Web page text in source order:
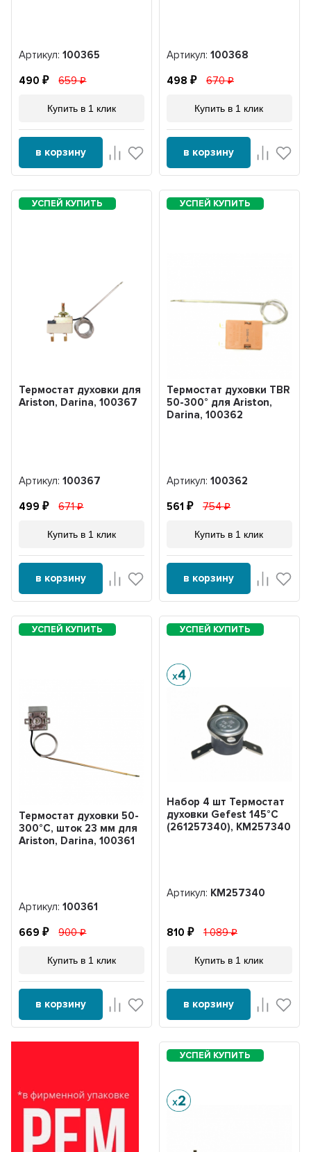
Артикул:100365
490 659
Купить в 1 клик
в корзину
Артикул: 100368
498 670
Купить в 1 клик
в корзину
Термостат духовки для
Ariston, Darina, 100367
Артикул:100367
499 671
Купить в 1 клик
в корзину
Термостат духовки TBR
50-300° для Ariston,
Darina, 100362
Артикул: 100362
561 754
Купить в 1 клик
в корзину
Термостат духовки 50-
300°С, шток 23 мм для
Ariston, Darina, 100361
Артикул:100361
669 900
Купить в 1 клик
в корзину
Набор 4 шт Термостат
духовки Gefest 145°С
(261257340), KM257340
Артикул: KM257340
810 1 089
Купить в 1 клик
в корзину